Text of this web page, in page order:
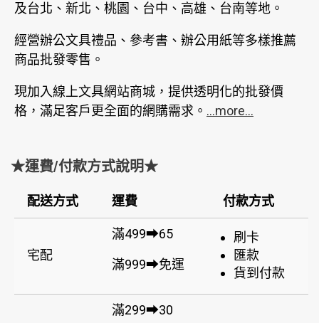
及台北、新北、桃園、台中、高雄、台南等地。
經營辦公文具禮品、參考書、辦公用紙等多樣推薦
商品批發零售。
現加入線上文具網站商城，提供透明化的批發價
格，滿足客戶更全面的網購需求。 ...more...
★運費/付款方式說明★
配送方式 運費 付款方式
宅配
滿499➡65
滿999➡免運
刷卡
匯款
貨到付款
滿299➡30